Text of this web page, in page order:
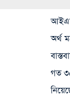
অর্থ
গত